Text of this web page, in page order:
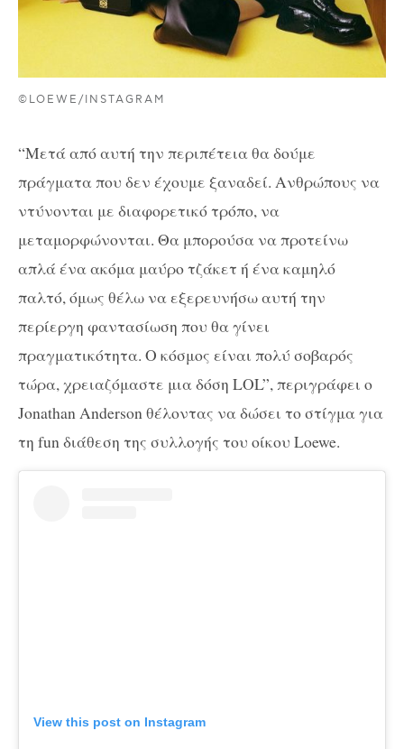
©LOEWE/INSTAGRAM
“Μετά από αυτή την περιπέτεια θα δούμε
πράγματα που δεν έχουμε ξαναδεί. Ανθρώπους να
ντύνονται με διαφορετικό τρόπο, να
μεταμορφώνονται. Θα μπορούσα να προτείνω
απλά ένα ακόμα μαύρο τζάκετ ή ένα καμηλό
παλτό, όμως θέλω να εξερευνήσω αυτή την
περίεργη φαντασίωση που θα γίνει
πραγματικότητα. Ο κόσμος είναι πολύ σοβαρός
τώρα, χρειαζόμαστε μια δόση LOL”, περιγράφει o
Jonathan Anderson θέλοντας να δώσει το στίγμα για
τη fun διάθεση της συλλογής του οίκου Loewe.
View this post on Instagram